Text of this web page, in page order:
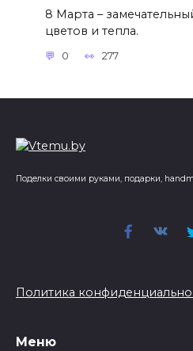
8 Марта –
цветов и тепла.
0 277
Поделки своими руками, подарки,
Политика
Меню